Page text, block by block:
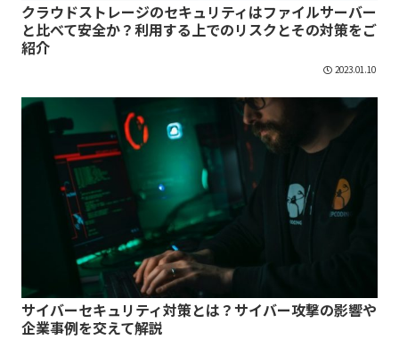
クラウドストレージのセキュリティはファイルサーバー
と比べて安全か？利用する上でのリスクとその対策をご
紹介
2023.01.10
サイバーセキュリティ対策とは？サイバー攻撃の影響や
企業事例を交えて解説